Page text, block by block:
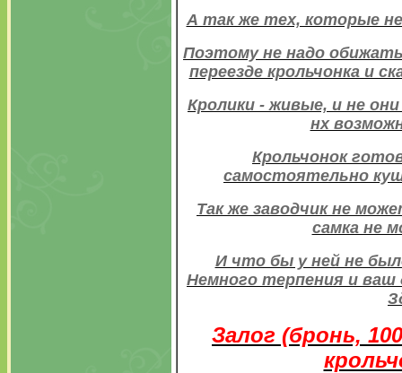
А так же тех, которые
Поэтому не надо
переезде крольчонка и
Кролики - живые, и не
нх
Крольчонок
самостоятельно
Так же заводчик не
самка не
И что бы у ней не
Немного терпения и ваш
Залог (бронь,